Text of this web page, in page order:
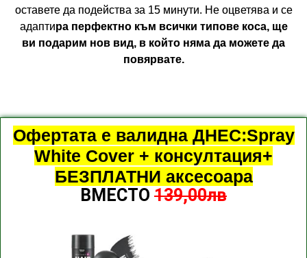
оставете да подейства за 15 минути. Не оцветява и се
адаптира перфектно към всички типове коса, ще
ви подарим нов вид, в който няма да можете да
повярвате.
Офертата е валидна ДНЕС:Spray
White Cover + консултация+
БЕЗПЛАТНИ аксесоара
ВМЕСТО 139,00лв